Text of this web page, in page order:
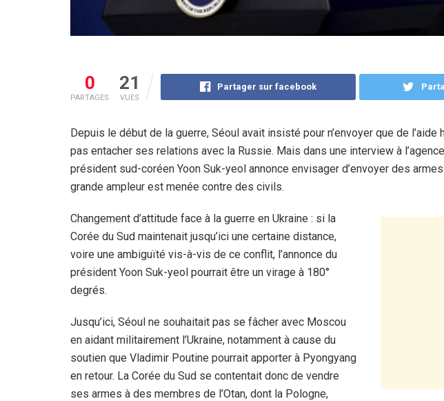
0
PARTAGES
21
VUES
Partager sur facebook
Depuis le début de la guerre, Séoul avait insisté pour n’envoyer que de l’aide
pas entacher ses relations avec la Russie. Mais dans une interview à
président sud-coréen Yoon Suk-yeol annonce envisager d’envoyer des armes
grande ampleur est menée contre des civils.
Changement d’attitude face à la guerre en Ukraine : si la
Corée du Sud maintenait jusqu’ici une certaine distance,
voire une ambiguïté vis-à-vis de ce conflit, l’annonce du
président Yoon Suk-yeol pourrait être un virage à 180°
degrés.
Jusqu’ici, Séoul ne souhaitait pas se fâcher avec Moscou
en aidant militairement l’Ukraine, notamment à cause du
soutien que Vladimir Poutine pourrait apporter à Pyongyang
en retour. La Corée du Sud se contentait donc de vendre
ses armes à des membres de l’Otan, dont la Pologne,